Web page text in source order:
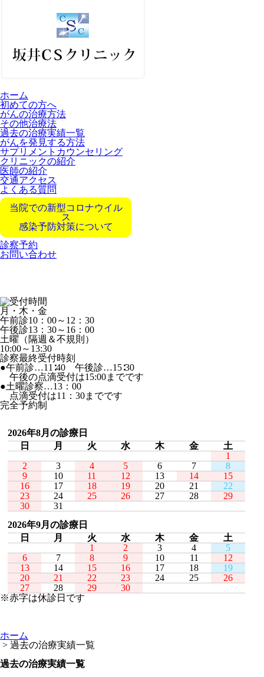
ホーム
初めての方へ
がんの治療方法
その他治療法
過去の治療実績一覧
がんを発見する方法
サプリメントカウンセリング
クリニックの紹介
医師の紹介
交通アクセス
よくある質問
当院での新型コロナウイル
ス
感染予防対策について
診察予約
お問い合わせ
月・木・金
午前診10：00～12：30
午後診13：30～16：00
土曜（隔週＆不規則）
10:00～13:30
診察最終受付時刻
●午前診…11∶40 午後診…15∶30
午後の点滴受付は15:00までです
●土曜診察…13：00
点滴受付は11：30までです
完全予約制
2026年8月の診療日
日
月 火 水 木 金
土
1
2
3 4 5 6 7
8
9
10 11 12 13 14
15
16
17 18 19 20 21
22
23
24 25 26 27 28
29
30
31
2026年9月の診療日
日
月 火 水 木 金
土
1
2 3 4
5
6
7 8 9 10 11
12
13
14 15 16 17 18
19
20
21 22 23 24 25
26
27
28 29
30
※赤字は休診日です
ホーム
> 過去の治療実績一覧
過去の治療実績一覧